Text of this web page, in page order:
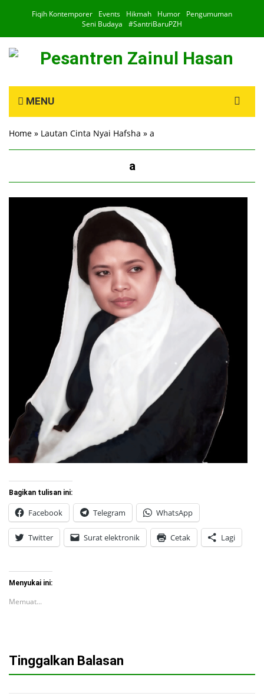
Fiqih Kontemporer Events Hikmah Humor
Pengumuman
Seni Budaya
#SantriBaruPZH
MENU
Home » Lautan Cinta Nyai Hafsha » a
a
Bagikan tulisan ini:
Facebook Telegram WhatsApp
Twitter Surat elektronik Cetak Lagi
Menyukai ini:
Memuat...
Tinggalkan Balasan